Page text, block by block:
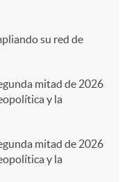
su red de
mitad de 2026
y la
mitad de 2026
y la